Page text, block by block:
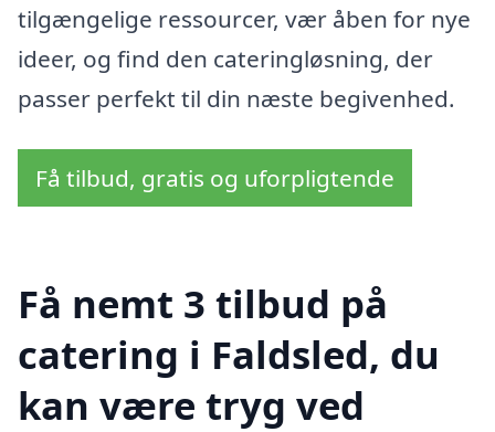
tilgængelige ressourcer, vær åben for nye
ideer, og find den cateringløsning, der
passer perfekt til din næste begivenhed.
Få tilbud, gratis og uforpligtende
Få nemt 3 tilbud på
catering i Faldsled, du
kan være tryg ved